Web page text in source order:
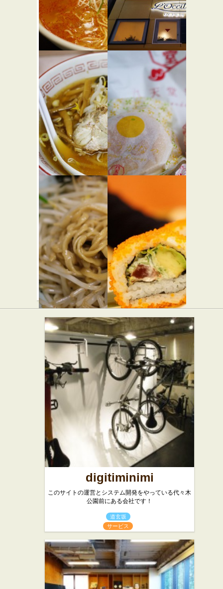
麺屋海神
★☆☆
らーめん屋
ロクシタ
ンカフェ
新宿店 カ
フェ・
ド・オリ
ビエ
カフェ・喫茶店
岐阜屋 ★☆☆
中華
八天堂ジャ
LUMINE新
宿店
パン屋
スイーツ
野郎ラーメ
ン 西武新
宿駅前店
らーめん屋
きづなす
し 新宿歌
舞伎町店
和食
digitiminimi
このサイトの運営とシステム開発をやっている代々木
公園前にある会社です！
道玄坂
サービス